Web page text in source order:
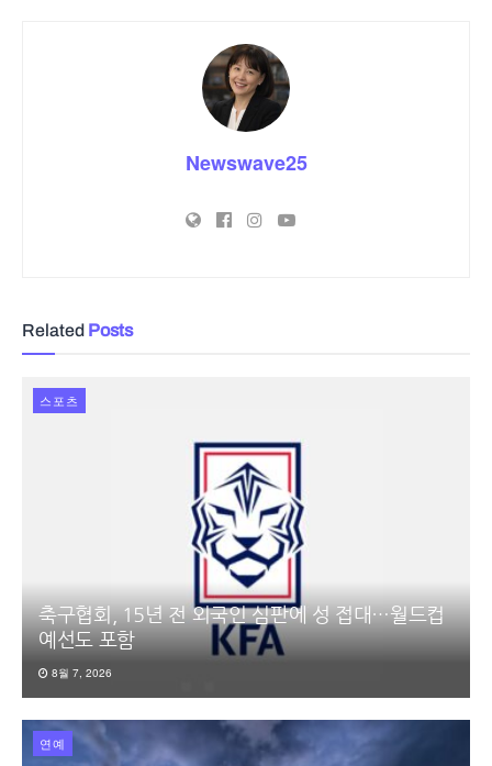
Newswave25
Related Posts
스포츠
축구협회, 15년 전 외국인 심판에 성 접대…월드컵
예선도 포함
8월 7, 2026
연예